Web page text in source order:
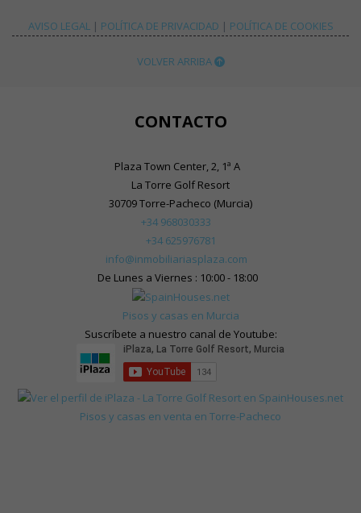
AVISO LEGAL| POLÍTICA DE PRIVACIDAD | POLÍTICA DE COOKIES
VOLVER ARRIBA
CONTACTO
Plaza Town Center, 2, 1ª A
La Torre Golf Resort
30709 Torre-Pacheco (Murcia)
+34 968030333
+34 625976781
info@inmobiliariasplaza.com
De Lunes a Viernes : 10:00 - 18:00
Pisos y casas en Murcia
Suscríbete a nuestro canal de Youtube:
Pisos y casas en venta en Torre-Pacheco